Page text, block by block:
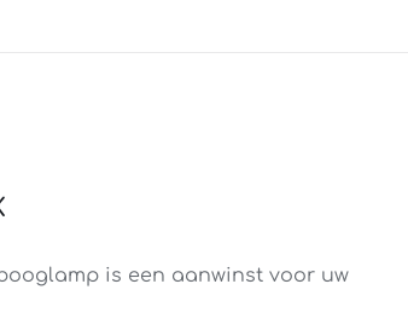
is een aanwinst voor uw